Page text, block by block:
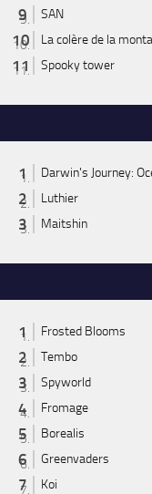
SAN
La colère de la
Spooky tower
Darwin's Journey:
Luthier
Maitshin
Frosted Blooms
Tembo
Spyworld
Fromage
Borealis
Greenvaders
Koi